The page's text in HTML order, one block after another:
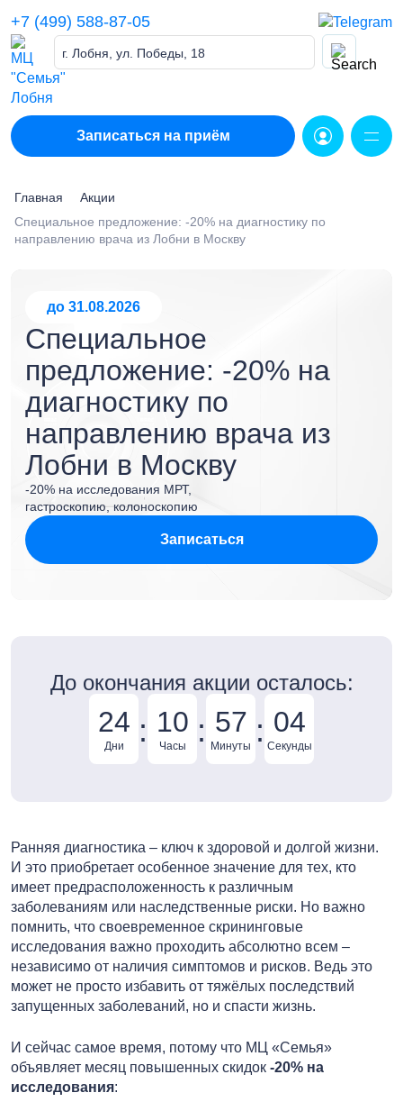
content
+7 (499) 588-87-05
г. Лобня, ул. Победы, 18
Записаться на приём
Главная
Акции
Специальное предложение: -20% на диагностику по
направлению врача из Лобни в Москву
до 31.08.2026
Специальное
предложение: -20% на
диагностику по
направлению врача из
Лобни в Москву
-20% на исследования МРТ,
гастроскопию, колоноскопию
Записаться
До окончания акции осталось:
24
Дни : 10
Часы : 57
Минуты : 03
Секунды
Ранняя диагностика – ключ к здоровой и долгой жизни.
И это приобретает особенное значение для тех, кто
имеет предрасположенность к различным
заболеваниям или наследственные риски. Но важно
помнить, что своевременное скрининговые
исследования важно проходить абсолютно всем –
независимо от наличия симптомов и рисков. Ведь это
может не просто избавить от тяжёлых последствий
запущенных заболеваний, но и спасти жизнь.
И сейчас самое время, потому что МЦ «Семья»
объявляет месяц повышенных скидок -20% на
исследования: